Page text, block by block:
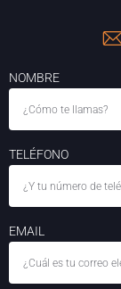
NOMBRE
TELÉFONO
EMAIL